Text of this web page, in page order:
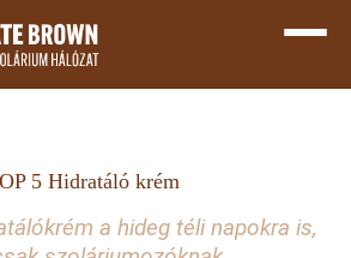
5 Hidratáló krém
a hideg téli napokra is,